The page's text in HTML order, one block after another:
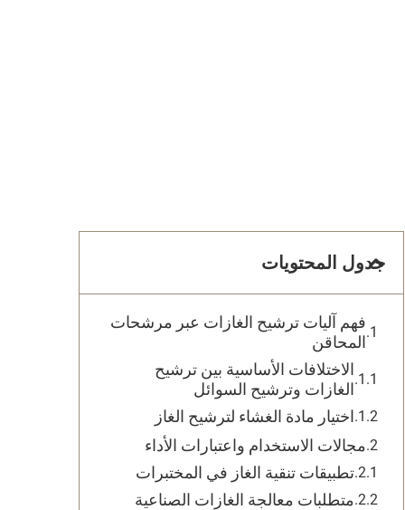
جدول المحتويات
فهم آليات ترشيح الغازات عبر مرشحات
المحاقن
الاختلافات الأساسية بين ترشيح
الغازات وترشيح السوائل
اختيار مادة الغشاء لترشيح الغاز
مجالات الاستخدام واعتبارات الأداء
تطبيقات تنقية الغاز في المختبرات
متطلبات معالجة الغازات الصناعية